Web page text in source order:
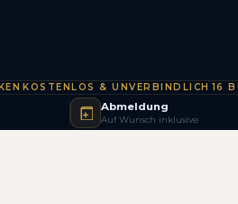
& UNVERBINDLICH·16
Abmeldung
Auf Wunsch inklusive